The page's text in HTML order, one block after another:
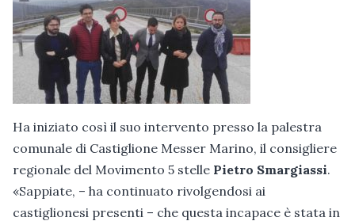
Ha iniziato così il suo intervento presso la palestra
comunale di Castiglione Messer Marino, il consigliere
regionale del Movimento 5 stelle Pietro Smargiassi.
«Sappiate, – ha continuato rivolgendosi ai
castiglionesi presenti – che questa incapace è stata in